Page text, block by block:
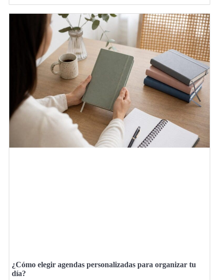
¿Cómo elegir agendas personalizadas para organizar tu
día?